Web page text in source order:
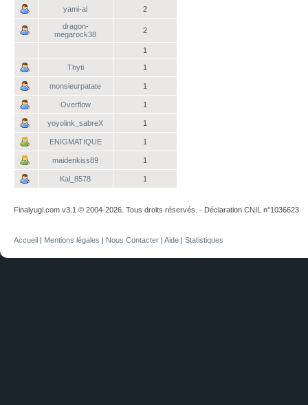
yami-al 2
dragon-
megarock38
2
1
Thyti 1
monsieurpatate 1
Overflow 1
yoyolink_sabreX 1
ENIGMATIQUE 1
maidenkiss89 1
Kal_8578 1
Finalyugi.com v3.1 © 2004-2026. Tous droits réservés. - Déclaration CNIL n°1036623
Accueil | Mentions légales | Nous Contacter | Aide | Statistiques